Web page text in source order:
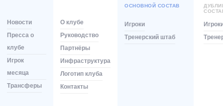
Новости
Пресса о
клубе
Игрок
месяца
Трансферы
О клубе
Руководство
Партнёры
Инфраструктура
Логотип клуба
Контакты
ОСНОВНОЙ СОСТАВ
Игроки
Тренерский штаб